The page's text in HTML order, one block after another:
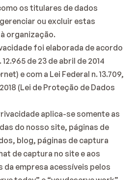
os titulares de dados
ou excluir estas
organização.
foi elaborada de acordo
de 23 de abril de 2014
e com a Lei Federal n. 13.709,
(Lei de Proteção de Dados
aplica-se somente as
do nosso site, páginas de
blog, páginas de captura
de captura no site e aos
empresa acessíveis pelos